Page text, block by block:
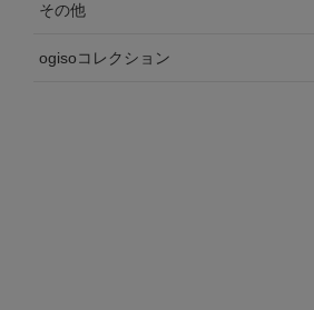
その他
ogisoコレクション